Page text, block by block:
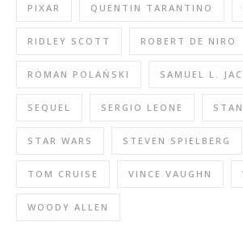
PIXAR QUENTIN TARANTINO
RIDLEY SCOTT ROBERT DE NIRO
ROMAN POLAŃSKI SAMUEL L.
SEQUEL SERGIO LEONE
STAR WARS STEVEN SPIELBERG
TOM CRUISE VINCE VAUGHN
WOODY ALLEN